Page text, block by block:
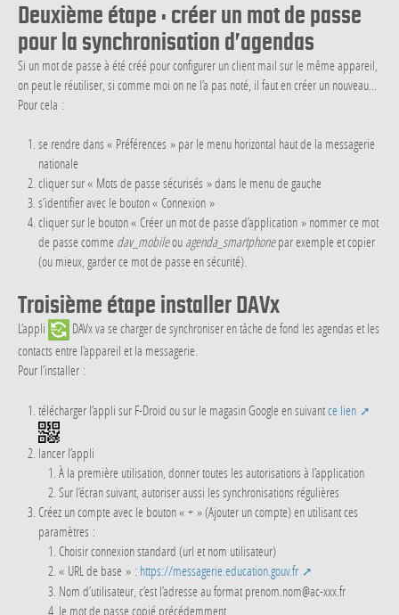
Deuxième étape : créer un mot de passe
pour la synchronisation d’agendas
Si un mot de passe à été créé pour configurer un client mail sur le même appareil,
on peut le réutiliser, si comme moi on ne l’a pas noté, il faut en créer un nouveau...
Pour cela :
se rendre dans « Préférences » par le menu horizontal haut de la messagerie
nationale
cliquer sur « Mots de passe sécurisés » dans le menu de gauche
s’identifier avec le bouton « Connexion »
cliquer sur le bouton « Créer un mot de passe d’application » nommer ce mot
de passe comme dav_mobileou agenda_smartphonepar exemple et copier
(ou mieux, garder ce mot de passe en sécurité).
Troisième étape installer DAVx
L’appli
DAVx va se charger de synchroniser en tâche de fond les agendas et les
contacts entre l’appareil et la messagerie.
Pour l’installer :
télécharger l’appli sur F-Droid ou sur le magasin Google en suivantce lien
lancer l’appli
À la première utilisation, donner toutes les autorisations à l’application
Sur l’écran suivant, autoriser aussi les synchronisations régulières
Créez un compte avec le bouton « + » (Ajouter un compte) en utilisant ces
paramètres :
Choisir connexion standard (url et nom utilisateur)
« URL de base » : https://messagerie.education.gouv.fr
Nom d’utilisateur, c’est l’adresse au format prenom.nom@ac-xxx.fr
le mot de passe copié précédemment